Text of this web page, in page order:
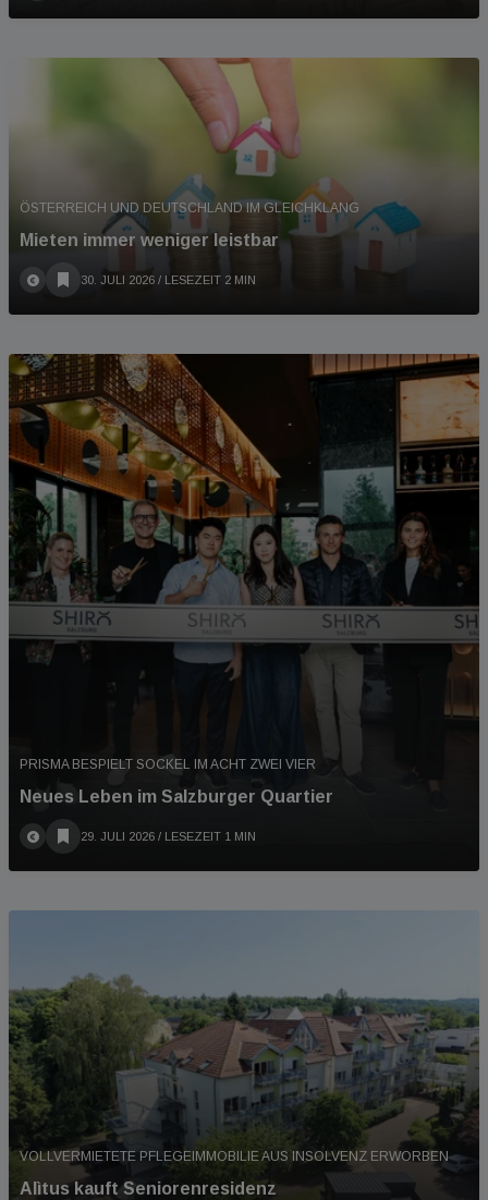
ÖSTERREICH UND DEUTSCHLAND IM GLEICHKLANG
Mieten immer weniger leistbar
30. JULI 2026 / LESEZEIT 2 MIN
PRISMA BESPIELT SOCKEL IM ACHT ZWEI VIER
Neues Leben im Salzburger Quartier
29. JULI 2026 / LESEZEIT 1 MIN
VOLLVERMIETETE PFLEGEIMMOBILIE AUS INSOLVENZ ERWORBEN
Alìtus kauft Seniorenresidenz